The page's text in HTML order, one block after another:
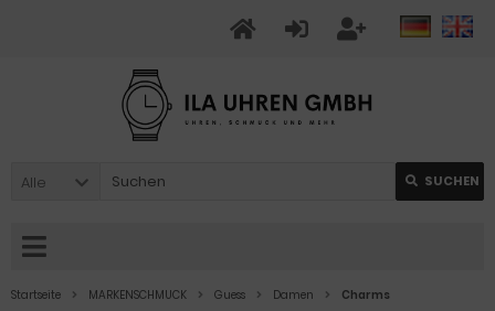
Alle SUCHEN
Startseite MARKENSCHMUCK Guess Damen Charms